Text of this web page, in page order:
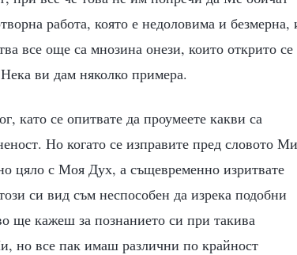
работа, която е недоловима и безмерна,
все още са мнозина онези, които открито се
ви дам няколко примера.
като се опитвате да проумеете какви са
Но когато се изправите пред словото
цяло с Моя Дух, а същевременно изритвате
си вид съм неспособен да изрека подобни
ще кажеш за познанието си при такива
но все пак имаш различни по крайност